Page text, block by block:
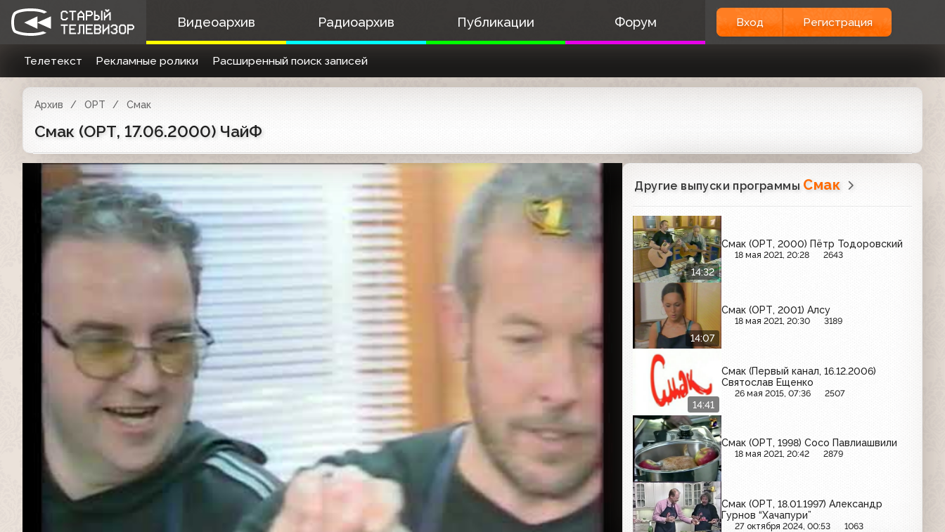
Видеоархив Радиоархив Публикации Форум Вход Регистрация
Телетекст Рекламные ролики Расширенный поиск записей
Архив ОРТ Смак
Смак (ОРТ, 17.06.2000) ЧайФ
Другие выпуски программы Смак
14:32
Смак (ОРТ, 2000) Пётр Тодоровский
18 мая 2021, 20:28 2643
14:07
Смак (ОРТ, 2001) Алсу
18 мая 2021, 20:30 3189
14:41
Смак (Первый канал, 16.12.2006)
Святослав Ещенко
26 мая 2015, 07:36 2507
Смак (ОРТ, 1998) Сосо Павлиашвили
18 мая 2021, 20:42 2879
Смак (ОРТ, 18.01.1997) Александр
Гурнов “Хачапури”
27 октября 2024, 00:53 1063